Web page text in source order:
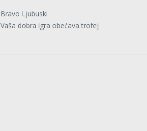
Bravo Ljubuski
Vaša dobra igra obećava trofej